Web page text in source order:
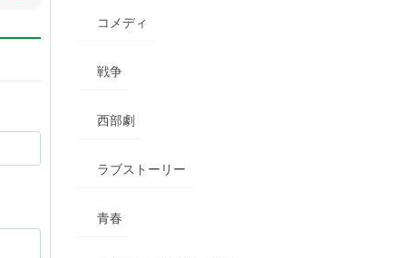
コメディ
戦争
西部劇
ラブストーリー
青春